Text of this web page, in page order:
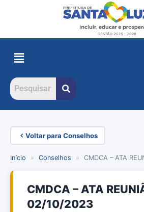
Voltar para Conselhos
Início » Conselhos » CMDCA – ATA
CMDCA – ATA
02/10/2023